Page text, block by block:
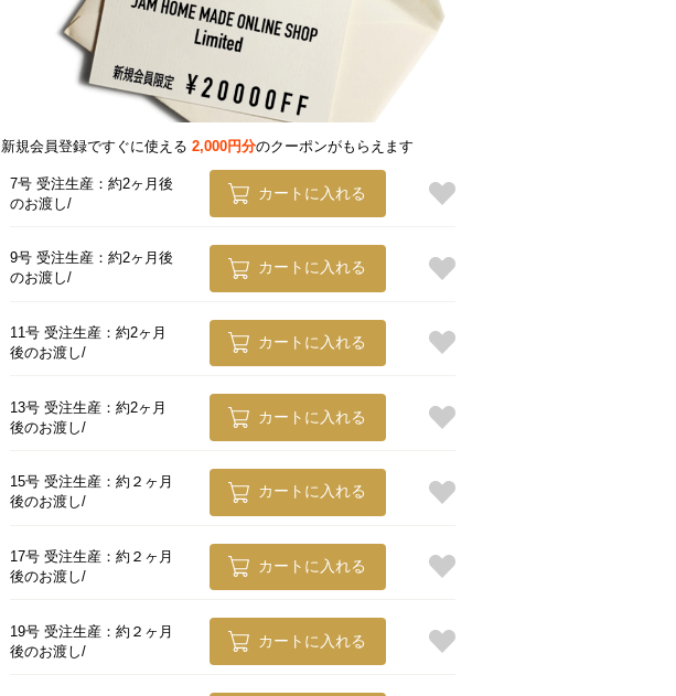
新規会員登録ですぐに使える 2,000円分のクーポンがもらえます
7号 受注生産：約2ヶ月後
のお渡し
カートに入れる
9号 受注生産：約2ヶ月後
のお渡し
カートに入れる
11号 受注生産：約2ヶ月
後のお渡し
カートに入れる
13号 受注生産：約2ヶ月
後のお渡し
カートに入れる
15号 受注生産：約２ヶ月
後のお渡し
カートに入れる
17号 受注生産：約２ヶ月
後のお渡し
カートに入れる
19号 受注生産：約２ヶ月
後のお渡し
カートに入れる